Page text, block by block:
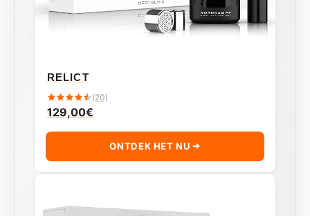
RELICT
(20)
129,00€
ONTDEK HET NU